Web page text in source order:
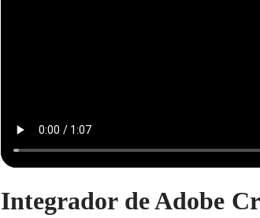
Integrador de Adobe